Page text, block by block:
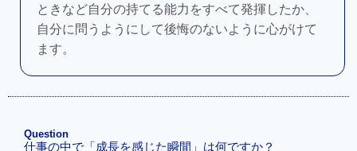
ときなど自分の持てる能力をすべて発揮したか、
自分に問うようにして後悔のないように心がけて
ます。
Question
仕事の中で「成長を感じた瞬間」は何ですか？